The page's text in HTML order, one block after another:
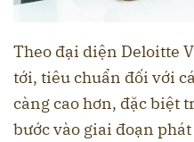
Theo đại diện Deloitte
tới, tiêu chuẩn đối với
càng cao hơn, đặc biệt
bước vào giai đoạn